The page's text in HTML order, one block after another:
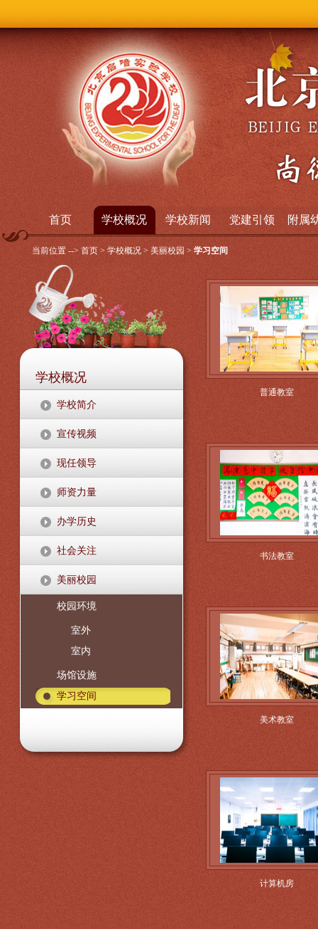
首页 学校概况 学校新闻 党建引领 附属
当前位置 --> 首页 >学校概况 > 美丽校园 > 学习空间
学校概况
学校简介
宣传视频
现任领导
师资力量
办学历史
社会关注
美丽校园
校园环境
室外
室内
场馆设施
学习空间
普通教室
书法教室
美术教室
计算机房